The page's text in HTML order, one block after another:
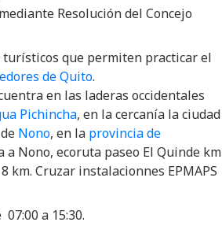
Resolución del Concejo
que permiten practicar el
de Quito.
en las laderas occidentales
Pichincha, en la cercanía la
Nono, en la provincia de
Nono, ecoruta paseo El Quinde km
km. Cruzar instalacionnes EPMAPS
a 15:30.